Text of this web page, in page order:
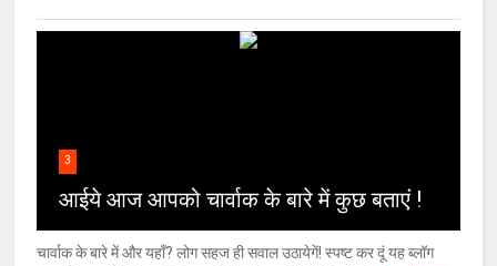
3
आईये आज आपको चार्वाक के बारे में कुछ बताएं !
चार्वाक के बारे में और यहाँ? लोग सहज ही सवाल उठायेगें! स्पष्ट कर दूं यह ब्लॉग